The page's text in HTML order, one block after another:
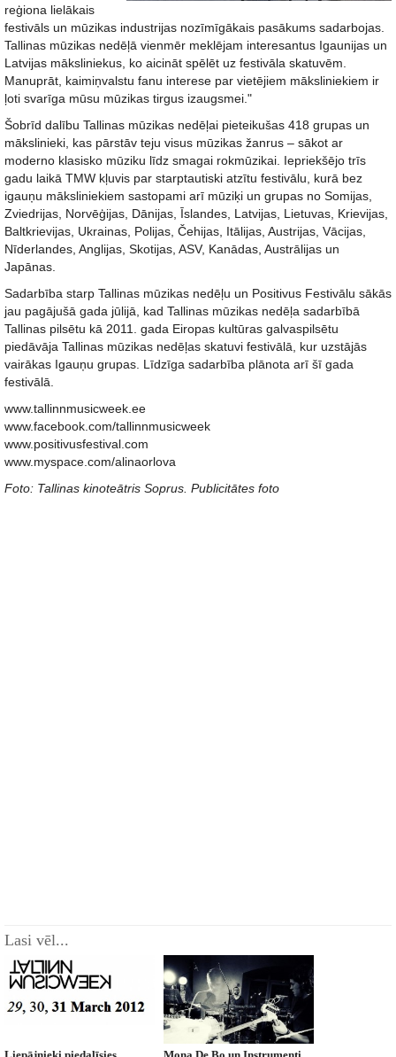
reģiona lielākais
festivāls un mūzikas industrijas nozīmīgākais pasākums sadarbojas.
Tallinas mūzikas nedēļā vienmēr meklējam interesantus Igaunijas un
Latvijas māksliniekus, ko aicināt spēlēt uz festivāla skatuvēm.
Manuprāt, kaimiņvalstu fanu interese par vietējiem māksliniekiem ir
ļoti svarīga mūsu mūzikas tirgus izaugsmei."
Šobrīd dalību Tallinas mūzikas nedēļai pieteikušas 418 grupas un
mākslinieki, kas pārstāv teju visus mūzikas žanrus – sākot ar
moderno klasisko mūziku līdz smagai rokmūzikai. Iepriekšējo trīs
gadu laikā TMW kļuvis par starptautiski atzītu festivālu, kurā bez
igauņu māksliniekiem sastopami arī mūziķi un grupas no Somijas,
Zviedrijas, Norvēģijas, Dānijas, Īslandes, Latvijas, Lietuvas, Krievijas,
Baltkrievijas, Ukrainas, Polijas, Čehijas, Itālijas, Austrijas, Vācijas,
Nīderlandes, Anglijas, Skotijas, ASV, Kanādas, Austrālijas un
Japānas.
Sadarbība starp Tallinas mūzikas nedēļu un Positivus Festivālu sākās
jau pagājušā gada jūlijā, kad Tallinas mūzikas nedēļa sadarbībā
Tallinas pilsētu kā 2011. gada Eiropas kultūras galvaspilsētu
piedāvāja Tallinas mūzikas nedēļas skatuvi festivālā, kur uzstājās
vairākas Igauņu grupas. Līdzīga sadarbība plānota arī šī gada
festivālā.
www.tallinnmusicweek.ee
www.facebook.com/tallinnmusicweek
www.positivusfestival.com
www.myspace.com/alinaorlova
Foto: Tallinas kinoteātris Soprus. Publicitātes foto
Lasi vēl...